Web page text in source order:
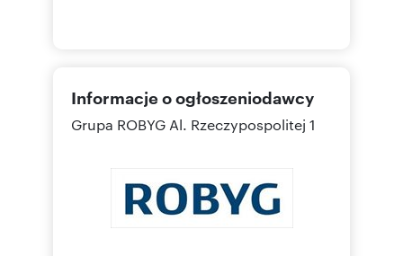
Informacje o ogłoszeniodawcy
Grupa ROBYG Al. Rzeczypospolitej 1